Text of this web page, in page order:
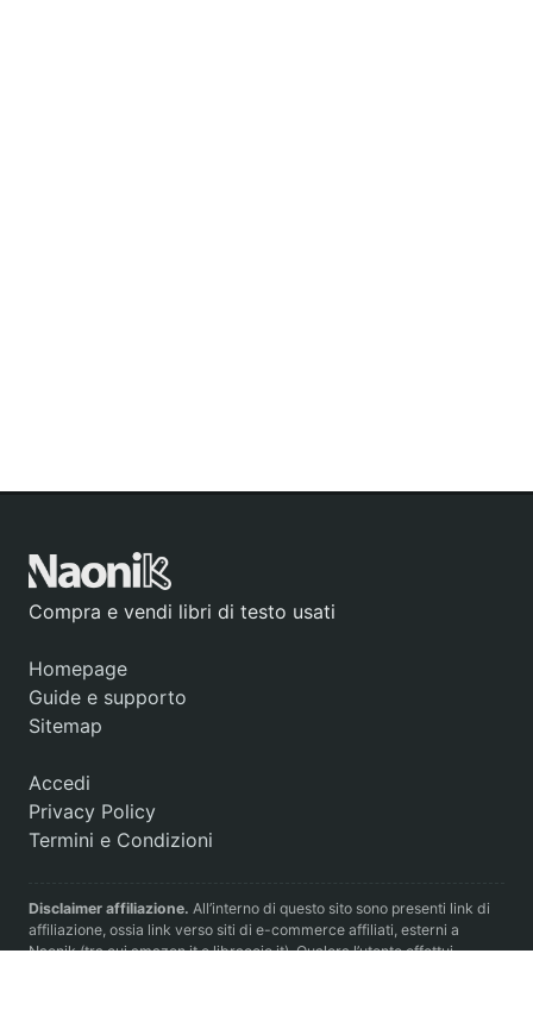
Compra e vendi libri di testo usati
Homepage
Guide e supporto
Sitemap
Accedi
Privacy Policy
Termini e Condizioni